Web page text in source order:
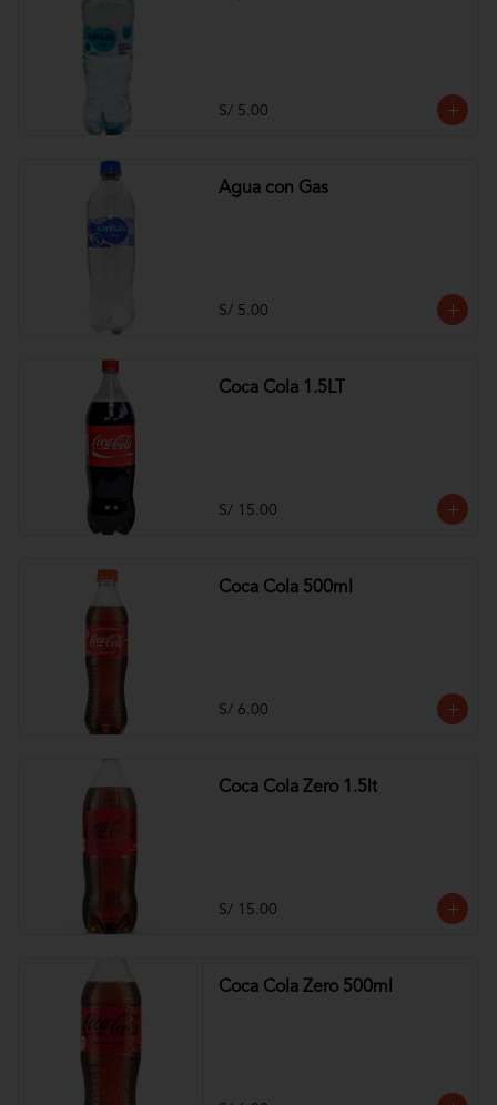
S/ 5.00
Agua con Gas
S/ 5.00
Coca Cola 1.5LT
S/ 15.00
Coca Cola 500ml
S/ 6.00
Coca Cola Zero 1.5lt
S/ 15.00
Coca Cola Zero 500ml